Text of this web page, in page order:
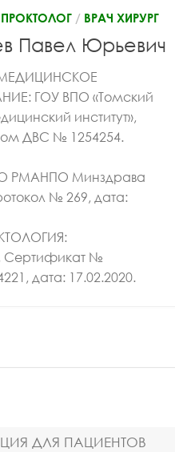
/ ВРАЧ ХИРУРГ
Павел Юрьевич
ГОУ ВПО «Томский
институт»,
ДВС № 1254254.
РМАНПО Минздрава
№ 269, дата:
№
дата: 17.02.2020.
ДЛЯ ПАЦИЕНТОВ